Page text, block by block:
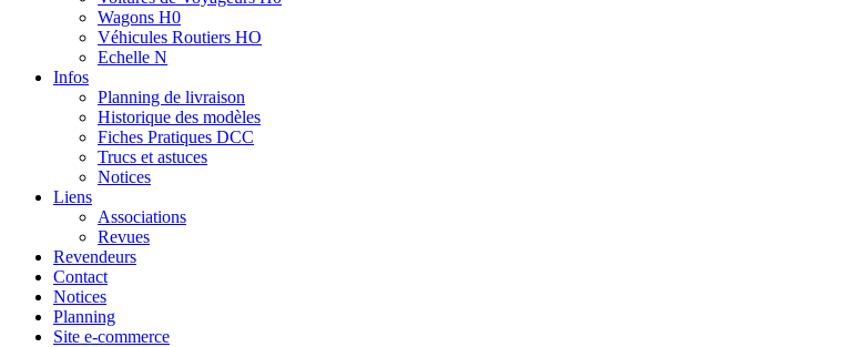
Wagons H0
Véhicules Routiers HO
Echelle N
Infos
Planning de livraison
Historique des modèles
Fiches Pratiques DCC
Trucs et astuces
Notices
Liens
Associations
Revues
Revendeurs
Contact
Notices
Planning
Site e-commerce